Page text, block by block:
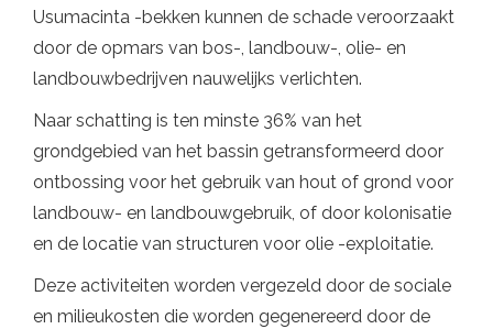
Usumacinta -bekken kunnen de schade veroorzaakt
door de opmars van bos-, landbouw-, olie- en
landbouwbedrijven nauwelijks verlichten.
Naar schatting is ten minste 36% van het
grondgebied van het bassin getransformeerd door
ontbossing voor het gebruik van hout of grond voor
landbouw- en landbouwgebruik, of door kolonisatie
en de locatie van structuren voor olie -exploitatie.
Deze activiteiten worden vergezeld door de sociale
en milieukosten die worden gegenereerd door de